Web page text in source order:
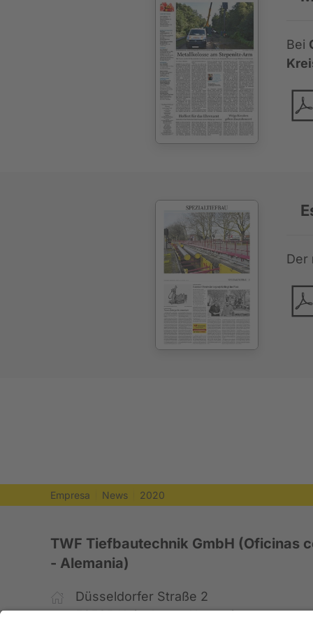
Bei
Der
Empresa News 2020
TWF Tiefbautechnik GmbH (Oficinas
- Alemania)
Düsseldorfer Straße 2
52525 Heinsberg, Alemania